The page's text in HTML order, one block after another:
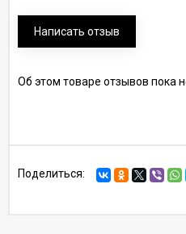
Написать отзыв
Об этом товаре отзывов пока
Поделиться: